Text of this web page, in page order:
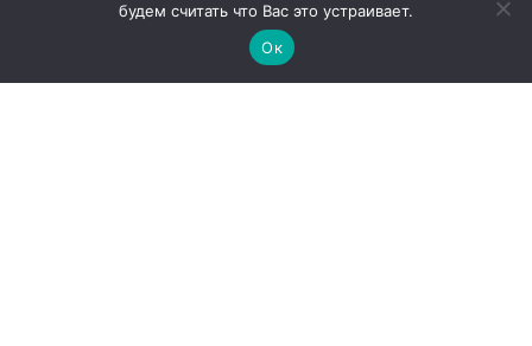
будем считать что Вас это устраивает.
Ок